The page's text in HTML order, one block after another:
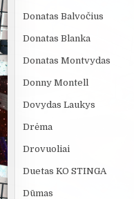
Donatas Balvočius
Donatas Blanka
Donatas Montvydas
Donny Montell
Dovydas Laukys
Drėma
Drovuoliai
Duetas KO STINGA
Dūmas